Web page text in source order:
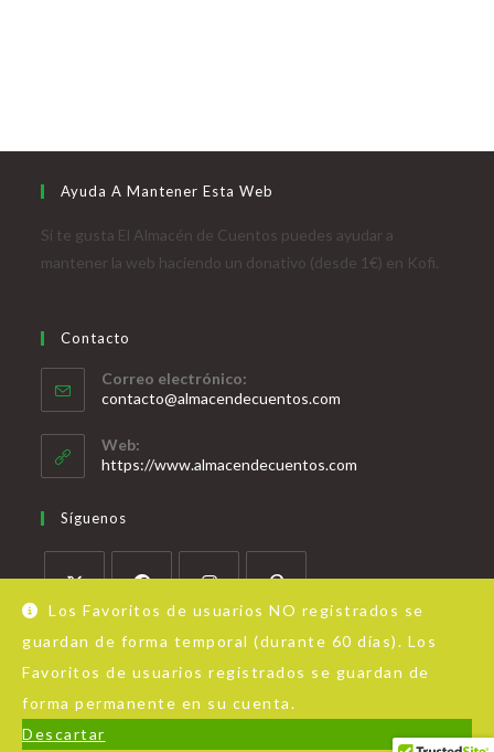
Los Favoritos de usuarios NO registrados se
guardan de forma temporal (durante 60 días). Los
Favoritos de usuarios registrados se guardan de
forma permanente en su cuenta.
Descartar
Ayuda A Mantener Esta Web
Si te gusta El Almacén de Cuentos puedes ayudar a
mantener la web haciendo un donativo (desde 1€) en Kofi.
Contacto
Correo electrónico:
contacto@almacendecuentos.com
Web:
https://www.almacendecuentos.com
Síguenos
Acerca de Almacén de Cuentos Aviso Legal